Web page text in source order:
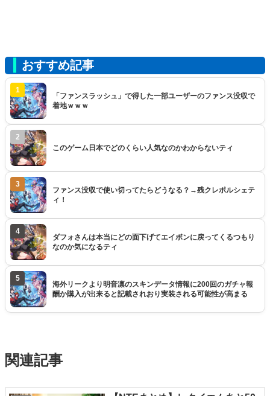
おすすめ記事
1
「ファンスラッシュ」で得した一部ユーザーのファンス没収で
着地ｗｗｗ
2
このゲーム日本でどのくらい人気なのかわからないティ
3
ファンス没収で使い切ってたらどうなる？→残クレポルシェテ
ィ！
4
ダフォさんは本当にどの面下げてエイボンに戻ってくるつもり
なのか気になるティ
5
海外リークより明音凛のスキンデータ情報に200回のガチャ報
酬か購入が出来ると記載されおり実装される可能性が高まる
関連記事